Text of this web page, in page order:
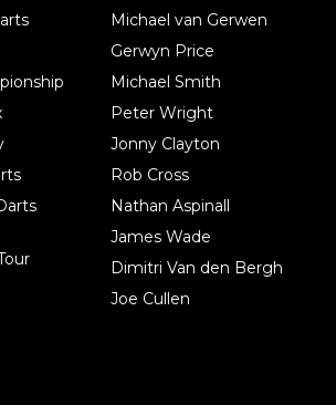
Michael van Gerwen
Gerwyn Price
Michael Smith
Peter Wright
Jonny Clayton
Rob Cross
Nathan Aspinall
James Wade
Dimitri Van den Bergh
Joe Cullen